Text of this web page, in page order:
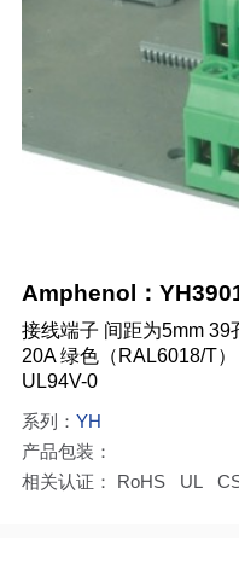
Amphenol：
接线端子 间距为5mm 39
20A 绿色（RAL6018/T
UL94V-0
系列： YH
产品包装：
相关认证： RoHS UL